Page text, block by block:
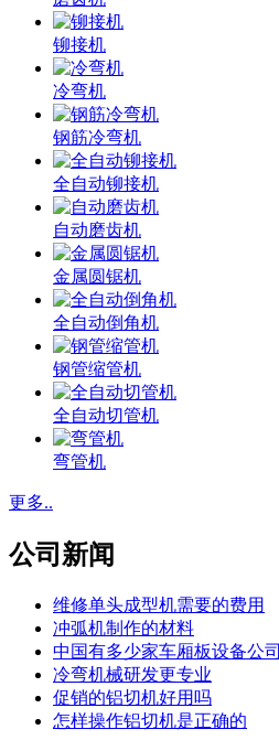
铆接机
冷弯机
钢筋冷弯机
全自动铆接机
自动磨齿机
金属圆锯机
全自动倒角机
钢管缩管机
全自动切管机
弯管机
更多..
公司新闻
维修单头成型机需要的费用
冲弧机制作的材料
中国有多少家车厢板设备公司
冷弯机械研发更专业
促销的铝切机好用吗
怎样操作铝切机是正确的